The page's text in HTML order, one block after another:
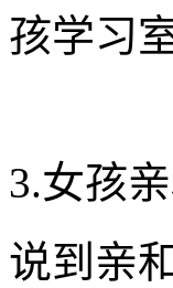
孩学习
3.女孩
说到亲